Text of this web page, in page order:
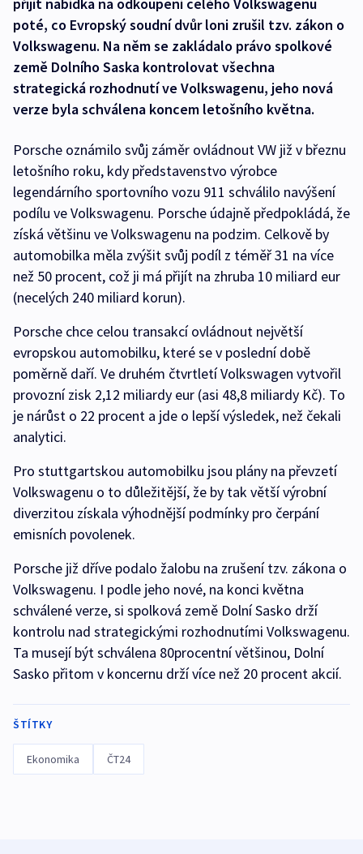
přijít nabídka na odkoupení celého Volkswagenu
poté, co Evropský soudní dvůr loni zrušil tzv. zákon o
Volkswagenu. Na něm se zakládalo právo spolkové
země Dolního Saska kontrolovat všechna
strategická rozhodnutí ve Volkswagenu, jeho nová
verze byla schválena koncem letošního května.
Porsche oznámilo svůj záměr ovládnout VW již v březnu
letošního roku, kdy představenstvo výrobce
legendárního sportovního vozu 911 schválilo navýšení
podílu ve Volkswagenu. Porsche údajně předpokládá, že
získá většinu ve Volkswagenu na podzim. Celkově by
automobilka měla zvýšit svůj podíl z téměř 31 na více
než 50 procent, což ji má přijít na zhruba 10 miliard eur
(necelých 240 miliard korun).
Porsche chce celou transakcí ovládnout největší
evropskou automobilku, které se v poslední době
poměrně daří. Ve druhém čtvrtletí Volkswagen vytvořil
provozní zisk 2,12 miliardy eur (asi 48,8 miliardy Kč). To
je nárůst o 22 procent a jde o lepší výsledek, než čekali
analytici.
Pro stuttgartskou automobilku jsou plány na převzetí
Volkswagenu o to důležitější, že by tak větší výrobní
diverzitou získala výhodnější podmínky pro čerpání
emisních povolenek.
Porsche již dříve podalo žalobu na zrušení tzv. zákona o
Volkswagenu. I podle jeho nové, na konci května
schválené verze, si spolková země Dolní Sasko drží
kontrolu nad strategickými rozhodnutími Volkswagenu.
Ta musejí být schválena 80procentní většinou, Dolní
Sasko přitom v koncernu drží více než 20 procent akcií.
ŠTÍTKY
Ekonomika ČT24